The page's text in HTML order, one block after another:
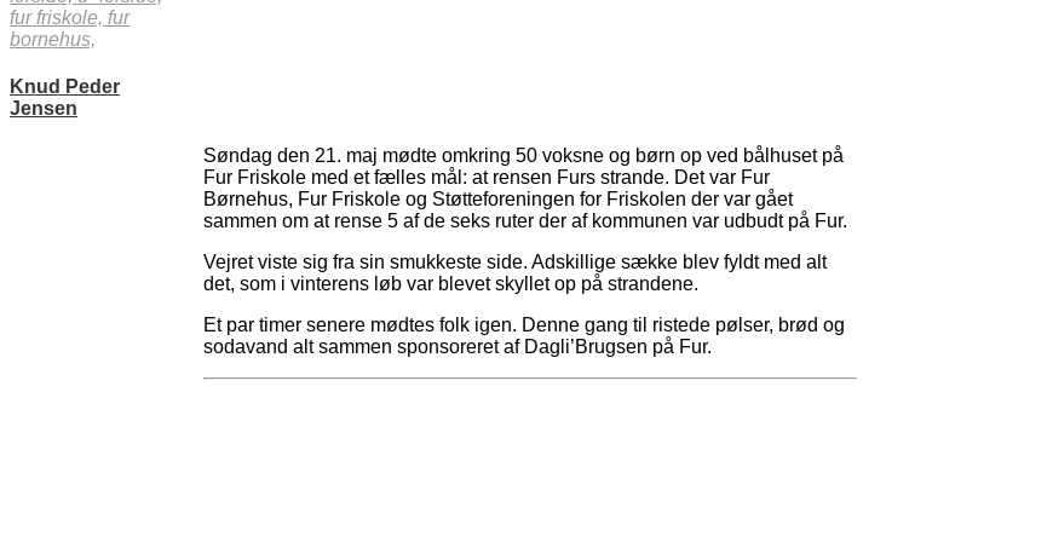
fur friskole, fur
bornehus,
Knud Peder
Jensen
Søndag den 21. maj mødte omkring 50 voksne og børn op ved bålhuset på
Fur Friskole med et fælles mål: at rensen Furs strande. Det var Fur
Børnehus, Fur Friskole og Støtteforeningen for Friskolen der var gået
sammen om at rense 5 af de seks ruter der af kommunen var udbudt på Fur.
Vejret viste sig fra sin smukkeste side. Adskillige sække blev fyldt med alt
det, som i vinterens løb var blevet skyllet op på strandene.
Et par timer senere mødtes folk igen. Denne gang til ristede pølser, brød og
sodavand alt sammen sponsoreret af Dagli’Brugsen på Fur.